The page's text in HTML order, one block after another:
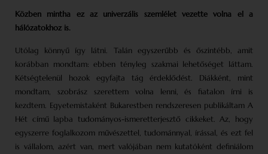
Közben mintha ez az univerzális szemlélet vezette volna el a
hálózatokhoz is.
Utólag könnyű így látni. Talán egyszerűbb és őszintébb, amit
korábban mondtam: ebben tényleg szakmai lehetőséget láttam.
Kétségtelenül hozok egyfajta tág érdeklődést. Diákként, mint
mondtam, szobrász szerettem volna lenni, és fiatalon írni is
kezdtem. Egyetemistaként Bukarestben rendszeresen publikáltam A
Hét című lapba tudományos-ismeretterjesztő cikkeket. Az, hogy
egyszerre foglalkozom művészettel, tudománnyal, írással, és ezt fel
is vállalom, azért van, mert valójában nem kutatóként de­finiálom